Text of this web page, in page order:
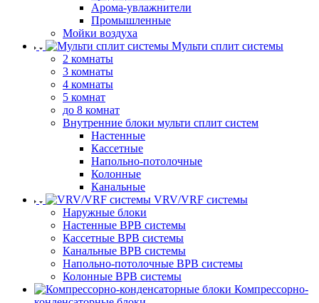
Арома-увлажнители
Промышленные
Мойки воздуха
Мульти сплит системы
2 комнаты
3 комнаты
4 комнаты
5 комнат
до 8 комнат
Внутренние блоки мульти сплит систем
Настенные
Кассетные
Напольно-потолочные
Колонные
Канальные
VRV/VRF системы
Наружные блоки
Настенные ВРВ системы
Кассетные ВРВ системы
Канальные ВРВ системы
Напольно-потолочные ВРВ системы
Колонные ВРВ системы
Компрессорно-